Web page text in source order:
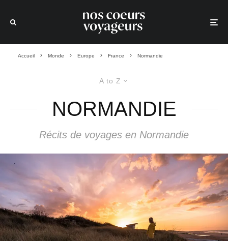
Accueil Monde Europe France Normandie
A to Z
NORMANDIE
Récits de voyages en Normandie